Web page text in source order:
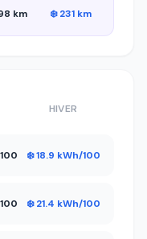
km ❄️ 231 km
HIVER
❄️ 18.9 kWh/100
❄️ 21.4 kWh/100